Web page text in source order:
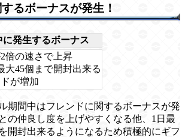
るボーナスが発生！
発生するボーナス
倍の速さで上昇
大45個まで開封出来る
が増加
期間中はフレンドに関するボーナスが発
の仲良し度を上げやすくなる他、1日最
開封出来るようになるため積極的にギフ